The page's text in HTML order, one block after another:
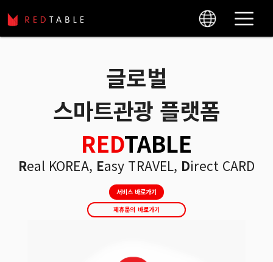
글로벌
스마트관광 플랫폼
REDTABLE
Real KOREA, Easy TRAVEL, Direct CARD
서비스 바로가기
제휴문의 바로가기